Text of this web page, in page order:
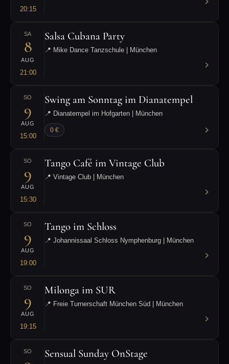
20:15
SA
8
AUG
21:00
Salsa Cubana Party
📍 Mike Dance Tanzschule | München
SO
9
AUG
15:00
Swing am Sonntag im Dianatempel
📍 Dianatempel im Hofgarten | München
0 €
SO
9
AUG
15:30
Tango Café im Vintage Club
📍 Vintage Club | München
SO
9
AUG
19:00
Tango im Schloss
📍 Johannissaal Schloss Nymphenburg | München
SO
9
AUG
19:15
Milonga im SUR
📍 Freie Turnerschaft München Süd | München
SO Sensual Sunday OnStage